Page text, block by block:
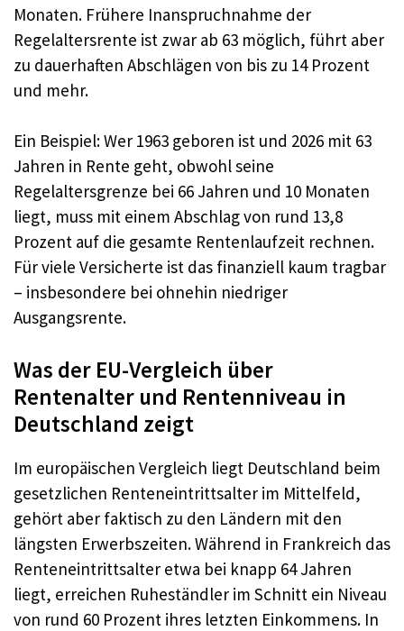
Monaten. Frühere Inanspruchnahme der
Regelaltersrente ist zwar ab 63 möglich, führt aber
zu dauerhaften Abschlägen von bis zu 14 Prozent
und mehr.
Ein Beispiel: Wer 1963 geboren ist und 2026 mit 63
Jahren in Rente geht, obwohl seine
Regelaltersgrenze bei 66 Jahren und 10 Monaten
liegt, muss mit einem Abschlag von rund 13,8
Prozent auf die gesamte Rentenlaufzeit rechnen.
Für viele Versicherte ist das finanziell kaum tragbar
– insbesondere bei ohnehin niedriger
Ausgangsrente.
Was der EU-Vergleich über
Rentenalter und Rentenniveau in
Deutschland zeigt
Im europäischen Vergleich liegt Deutschland beim
gesetzlichen Renteneintrittsalter im Mittelfeld,
gehört aber faktisch zu den Ländern mit den
längsten Erwerbszeiten. Während in Frankreich das
Renteneintrittsalter etwa bei knapp 64 Jahren
liegt, erreichen Ruheständler im Schnitt ein Niveau
von rund 60 Prozent ihres letzten Einkommens. In